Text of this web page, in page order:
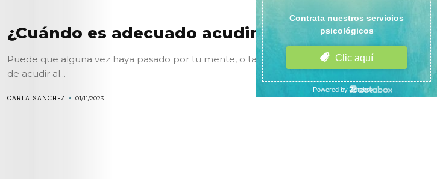
¿Cuándo es adecuado acudir al psicólogo?
Puede que alguna vez haya pasado por tu mente, o tal vez, ahora mismo: ¿es momento
de acudir al...
CARLA SANCHEZ 01/11/2023